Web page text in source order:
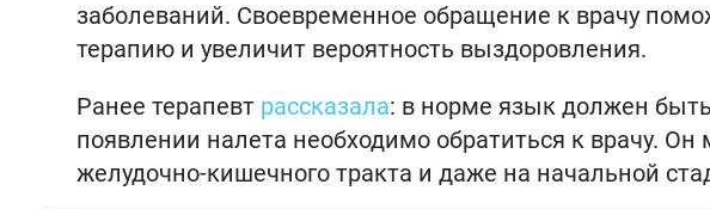
заболеваний. Своевременное обращение к врачу
терапию и увеличит вероятность выздоровления.
Ранее терапевт рассказала: в норме язык должен
появлении налета необходимо обратиться к врачу.
желудочно-кишечного тракта и даже на начальной